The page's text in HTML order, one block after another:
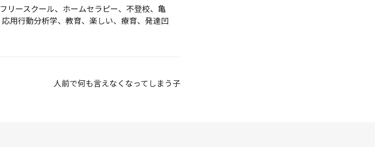
フリースクール、 ホームセラピー、 不登校、 亀
応用行動分析学、 教育、 楽しい、 療育、 発達凹
人前で何も言えなくなってしまう子